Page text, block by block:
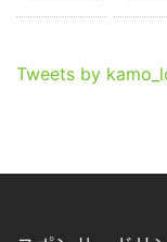
Tweets by